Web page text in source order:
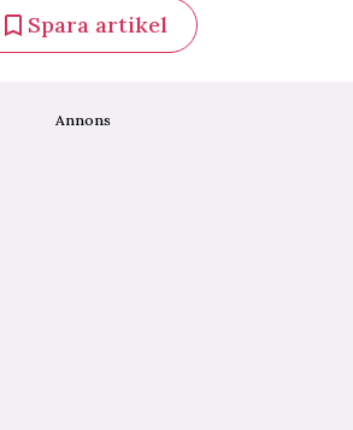
Spara artikel
Annons